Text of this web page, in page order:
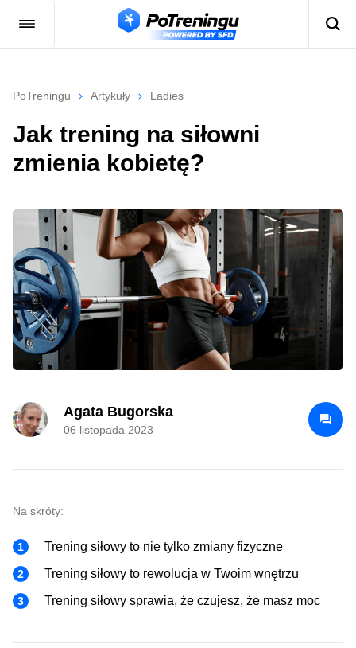
PoTreningu Artykuły Ladies
Jak trening na siłowni
zmienia kobietę?
Agata Bugorska
06 listopada 2023
Na skróty:
Trening siłowy to nie tylko zmiany fizyczne
Trening siłowy to rewolucja w Twoim wnętrzu
Trening siłowy sprawia, że czujesz, że masz moc